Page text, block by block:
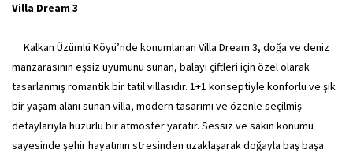
Villa Dream 3
Kalkan Üzümlü Köyü’nde konumlanan Villa Dream 3, doğa ve deniz
manzarasının eşsiz uyumunu sunan, balayı çiftleri için özel olarak
tasarlanmış romantik bir tatil villasıdır. 1+1 konseptiyle konforlu ve şık
bir yaşam alanı sunan villa, modern tasarımı ve özenle seçilmiş
detaylarıyla huzurlu bir atmosfer yaratır. Sessiz ve sakin konumu
sayesinde şehir hayatının stresinden uzaklaşarak doğayla baş başa